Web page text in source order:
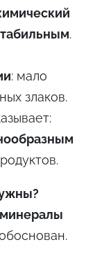
.
: мало
злаков.